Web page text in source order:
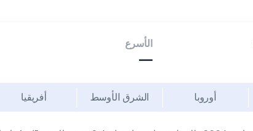
الأسرع
—
أوروبا الشرق الأوسط أفريقيا